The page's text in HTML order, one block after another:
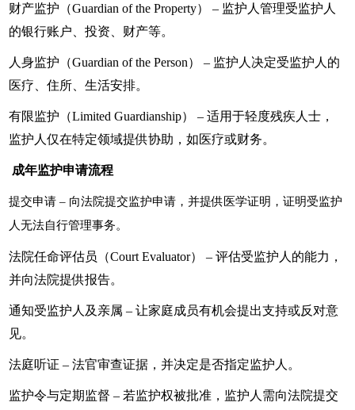
财产监护（Guardian of the Property） – 监护人管理受监护人
的银行账户、投资、财产等。
人身监护（Guardian of the Person） – 监护人决定受监护人的
医疗、住所、生活安排。
有限监护（Limited Guardianship） – 适用于轻度残疾人士，
监护人仅在特定领域提供协助，如医疗或财务。
成年监护申请流程
提交申请 – 向法院提交监护申请，并提供医学证明，证明受监护
人无法自行管理事务。
法院任命评估员（Court Evaluator） – 评估受监护人的能力，
并向法院提供报告。
通知受监护人及亲属 – 让家庭成员有机会提出支持或反对意
见。
法庭听证 – 法官审查证据，并决定是否指定监护人。
监护令与定期监督 – 若监护权被批准，监护人需向法院提交